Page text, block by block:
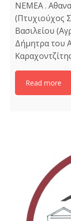
ΝΕΜΕΑ .
(Πτυχιούχος
Βασιλείου
Δήμητρα του
Read more